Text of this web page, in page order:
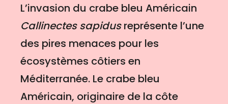
L’invasion du crabe bleu Américain
Callinectes sapidusreprésente l’une
des pires menaces pour les
écosystèmes côtiers en
Méditerranée. Le crabe bleu
Américain, originaire de la côte